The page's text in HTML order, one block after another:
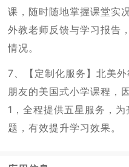
课，随时随地掌握课堂实
外教老师反馈与学习报告
情况。
7、【定制化服务】北美
朋友的美国式小学课程，
1，全程提供五星服务，
题，有效提升学习效果。